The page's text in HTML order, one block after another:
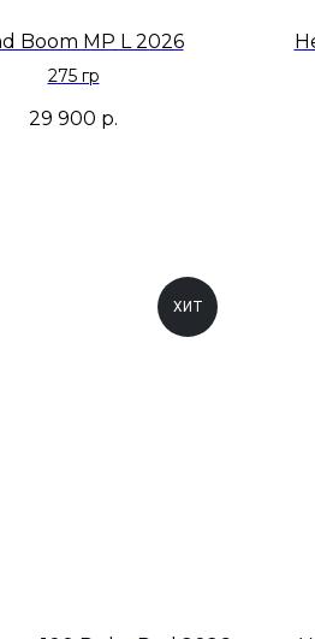
Boom MP L 2026
275 гр
29 900 р.
ХИТ